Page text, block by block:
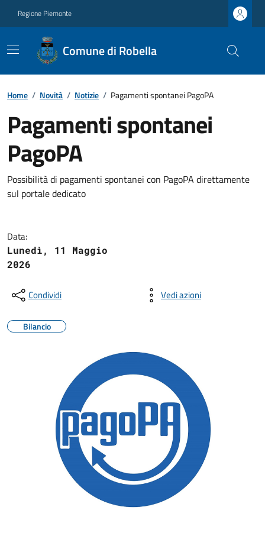
Regione Piemonte
Comune di Robella
Home / Novità / Notizie / Pagamenti spontanei PagoPA
Pagamenti spontanei
PagoPA
Possibilità di pagamenti spontanei con PagoPA direttamente
sul portale dedicato
Data:
Lunedì, 11 Maggio
2026
Condividi Vedi azioni
Bilancio